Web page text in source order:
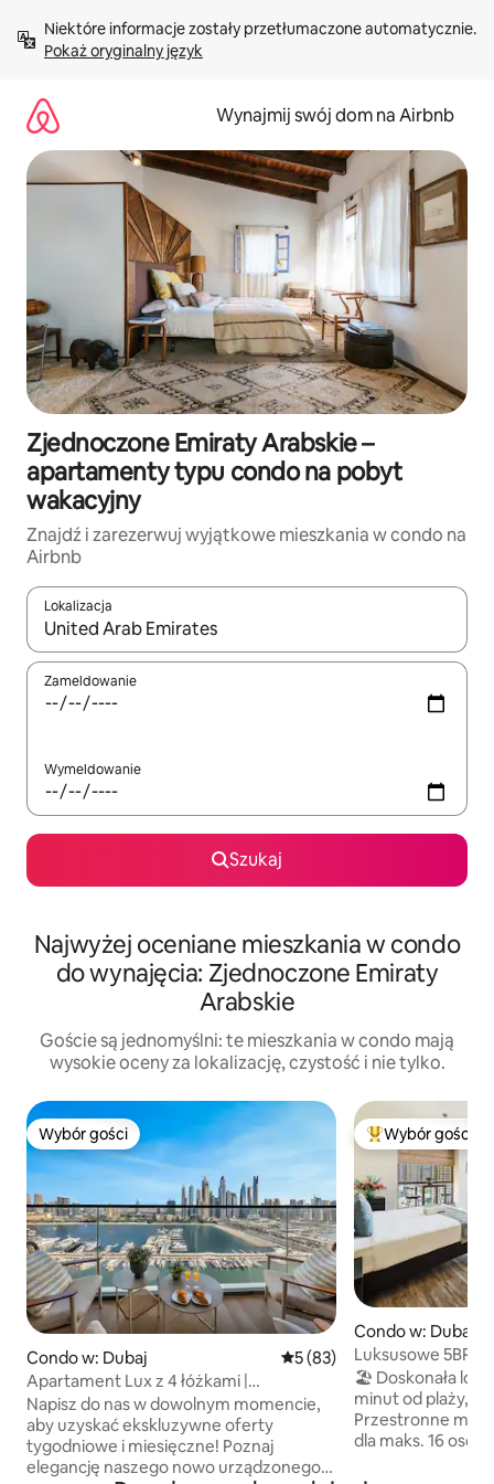
treści Pokaż oryginalny język
Wynajmij swój dom na Airbnb
Zjednoczone Emiraty Arabskie –
apartamenty typu condo na pobyt
wakacyjny
Znajdź i zarezerwuj wyjątkowe mieszkania w condo na
Airbnb
Lokalizacja
Gdy wyniki będą dostępne, możesz poruszać się po nich za
Zameldowanie
Wymeldowanie
Szukaj
Najwyżej oceniane mieszkania w condo
do wynajęcia: Zjednoczone Emiraty
Arabskie
Goście są jednomyślni: te mieszkania w condo mają
wysokie oceny za lokalizację, czystość i nie tylko.
Wybór gości
Wybór gości
Condo w: Dubaj Średnia ocena: 5 na 5,
5 (83)
Apartament Lux z 4 łóżkami |
Niesamowity widok na plażę
Napisz do nas w dowolnym momencie,
aby uzyskać ekskluzywne oferty
tygodniowe i miesięczne! Poznaj
elegancję naszego nowo urządzonego
Wybór gości
Condo w: Dubaj
Luksusowe
Beach, Marina &
🏖️ Doskonała
minut od plaży,
Przestronne
dla maks. 16